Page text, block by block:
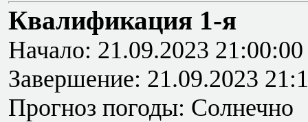
Квалификация 1-я
Начало: 21.09.2023 21:00:00
Завершение: 21.09.2023
Прогноз погоды: Солнечно